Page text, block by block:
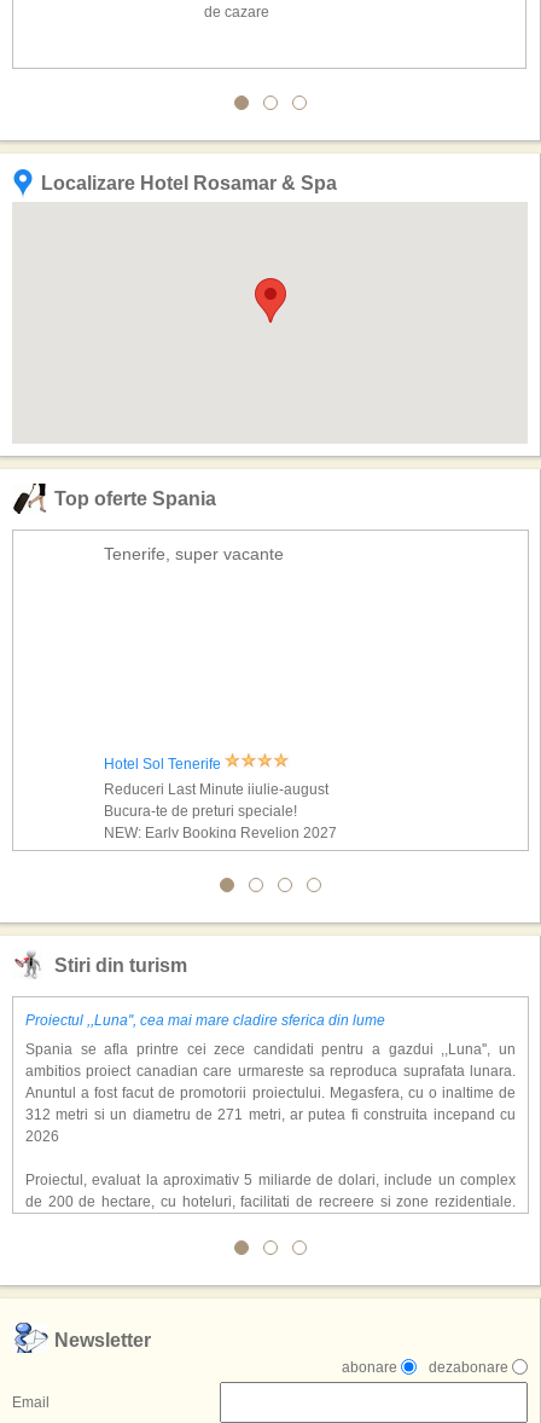
de cazare
Localizare Hotel Rosamar & Spa
Top oferte Spania
Tenerife, super vacante
Hotel Sol Tenerife
Reduceri Last Minute iiulie-august
Bucura-te de preturi speciale!
NEW: Early Booking Revelion 2027
Stiri din turism
Proiectul ,,Luna'', cea mai mare cladire sferica din lume
Spania se afla printre cei zece candidati pentru a gazdui ,,Luna'', un
ambitios proiect canadian care urmareste sa reproduca suprafata lunara.
Anuntul a fost facut de promotorii proiectului. Megasfera, cu o inaltime de
312 metri si un diametru de 271 metri, ar putea fi construita incepand cu
2026
Proiectul, evaluat la aproximativ 5 miliarde de dolari, include un complex
de 200 de hectare, cu hoteluri, facilitati de recreere si zone rezidentiale.
atragerea a pana la 10 milioane de turisti anual. �Luna� ar putea deveni
exclusiv simularea suprafetei lunare.
,,Credem ca exista sanse mari sa anuntam nu doar o locatie, ci poate mai
multe'', a declarat Michael R. Henderson, cofondator al Moon World
Resorts, citat de Gulf News. Potrivit acestuia, 2026 ar putea deveni un an
decisiv pentru reali zarea proiectului.
Newsletter
dezabonare
abonare
Email